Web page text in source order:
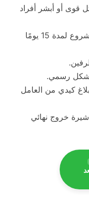
قوى أو أبشر أفراد
انقطاع العامل عن العمل دون عذر مشروع لمدة 15 يومًا
رسمي.
كيدي من العامل
خروج نهائي